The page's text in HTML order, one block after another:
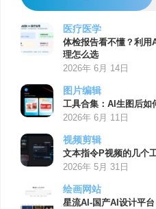
医疗医学
体检报告看不懂？利用
理怎么选
2026年 6月 14日
图片编辑
工具合集：AI生图后如
2026年 6月 11日
视频剪辑
文本指令P视频的几个
2026年 5月 31日
绘画网站
星流AI-国产AI设计平